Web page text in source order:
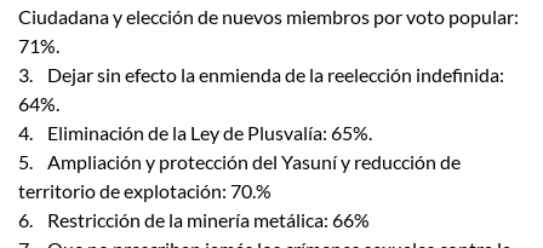
Ciudadana y elección de nuevos miembros por voto popular:
71%.
3. Dejar sin efecto la enmienda de la reelección indefinida:
64%.
4. Eliminación de la Ley de Plusvalía: 65%.
5. Ampliación y protección del Yasuní y reducción de
territorio de explotación: 70.%
6. Restricción de la minería metálica: 66%